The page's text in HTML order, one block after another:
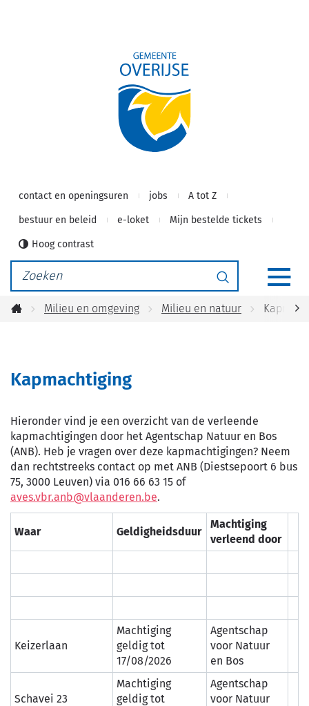
inhoud
contact en openingsuren jobs A tot Z
bestuur en beleid e-loket Mijn bestelde tickets
Hoog contrast
Waarmee
kunnen
jou
Zoeken
Milieu en omgeving Milieu en natuur
Kapmachtiging
Hieronder vind je een overzicht van de verleende
kapmachtigingen door het Agentschap Natuur en Bos
(ANB). Heb je vragen over deze kapmachtigingen? Neem
dan rechtstreeks contact op met ANB (Diestsepoort 6 bus
75, 3000 Leuven) via 016 66 63 15 of
aves.vbr.anb@vlaanderen.be.
Waar Geldigheidsduur
Machtiging
verleend door
Keizerlaan
Machtiging
geldig tot
17/08/2026
Agentschap
voor Natuur
en Bos
Schavei 23
Machtiging
geldig tot
Agentschap
voor Natuur